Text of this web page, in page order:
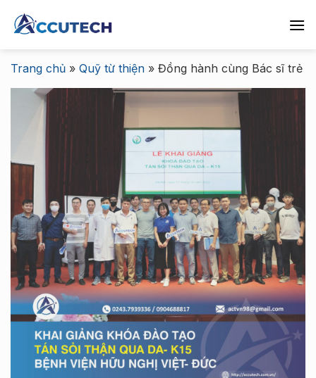
đến
dung
Trang chủ » Quỹ từ thiện » Đồng hành cùng Bác sĩ trẻ